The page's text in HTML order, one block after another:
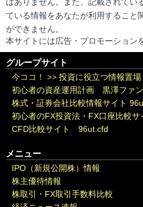
ている情報をあなたが利用すること
ができません。
本サイトには広告・プロモーション
グループサイト
今ココ！ >> 投資に役立つ情報置
初心者の資産運用計画 黒澤ファン
株式・証券会社比較情報サイト
初心者のFX投資法・FX口座比較サ
CFD比較サイト 96ut.cfd
メニュー
IPO（新規公開株）情報
株主優待情報
株取引・FX取引手数料比較